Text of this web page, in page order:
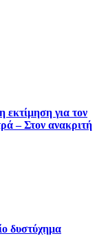
εκτίμηση για τον
– Στον ανακριτή
δυστύχημα